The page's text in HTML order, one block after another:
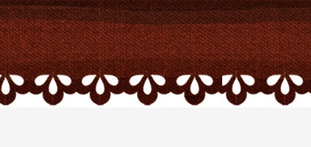
g
a
t
i
o
n